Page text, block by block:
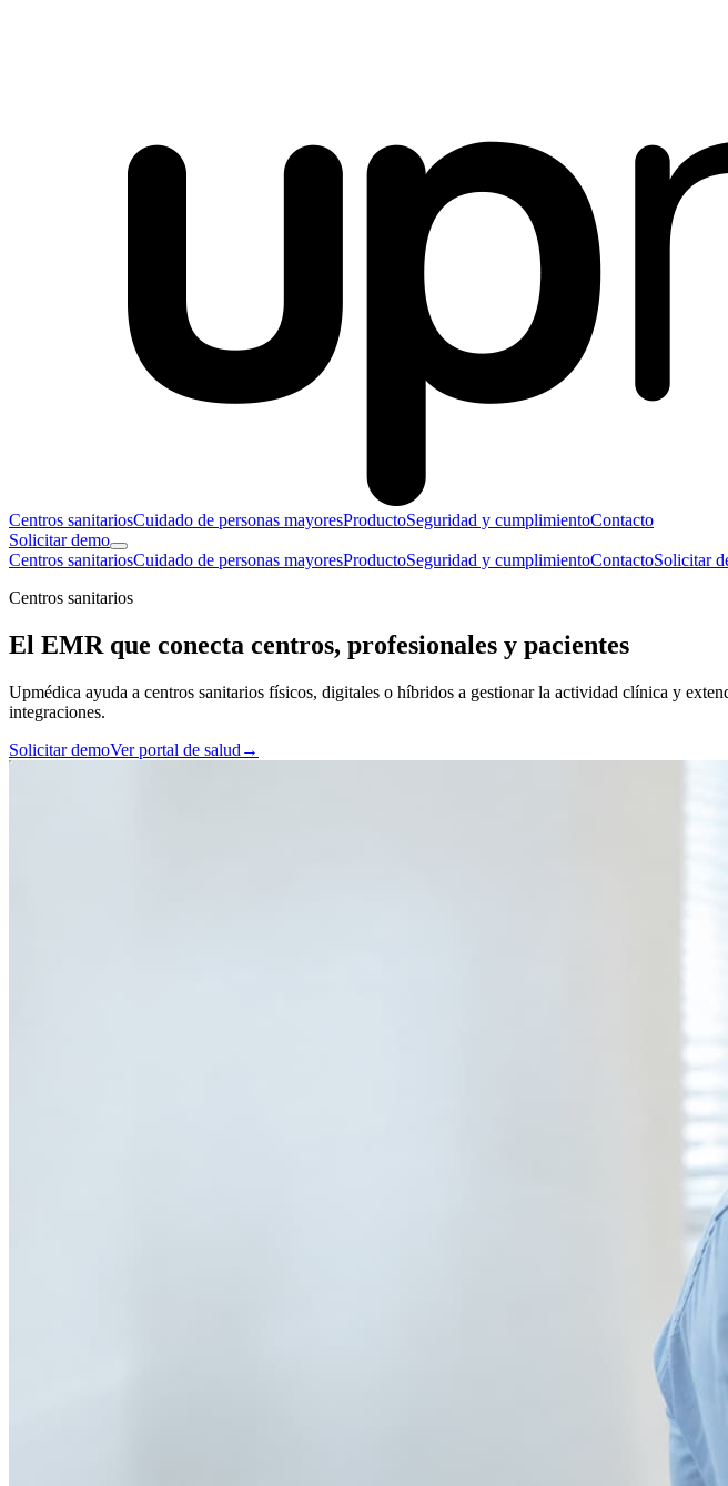
Centros sanitariosCuidado de personas mayoresProductoSeguridad y cumplimientoContacto
Solicitar demo
Centros sanitariosCuidado de personas mayoresProductoSeguridad y cumplimientoContactoSolicitar
Centros sanitarios
El EMR que conecta centros, profesionales y pacientes
Upmédica ayuda a centros sanitarios físicos, digitales o híbridos a gestionar la actividad clínica y
integraciones.
Solicitar demoVer portal de salud →